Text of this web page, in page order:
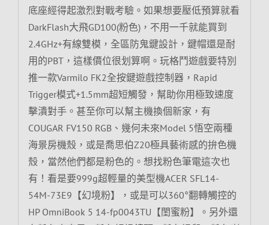
底座經得起激烈對戰考驗。如果想要壓低預算就看
DarkFlash大飛GD100(粉色)，不用一千就能買到
2.4GHz+有線雙模，全區防鬼鍵設計，鍵帽還是耐
用的PBT，這樣價位很划算啊。玩格鬥遊戲要特別
推一款Varmilo FK2全按鍵遊戲控制器，Rapid
Trigger模式+1.5mm超短觸發，幫助你用極致速度
擊潰對手。甚至你可以幫主機換個新家，有
COUGAR FV150 RGB、幾何未來Model 5悟空兩種
海景房機殼，或是喬思伯Z20極具藝術感的拚色機
殼，當然他們都是粉色的。想找粉色筆電這次也
有！看是要999g超輕量的美型機ACER SFL14-
54M-73E9【幻境粉】，或是可以360°翻轉觸控的
HP OmniBook 5 14-fp0043TU【閨蜜粉】。另外還